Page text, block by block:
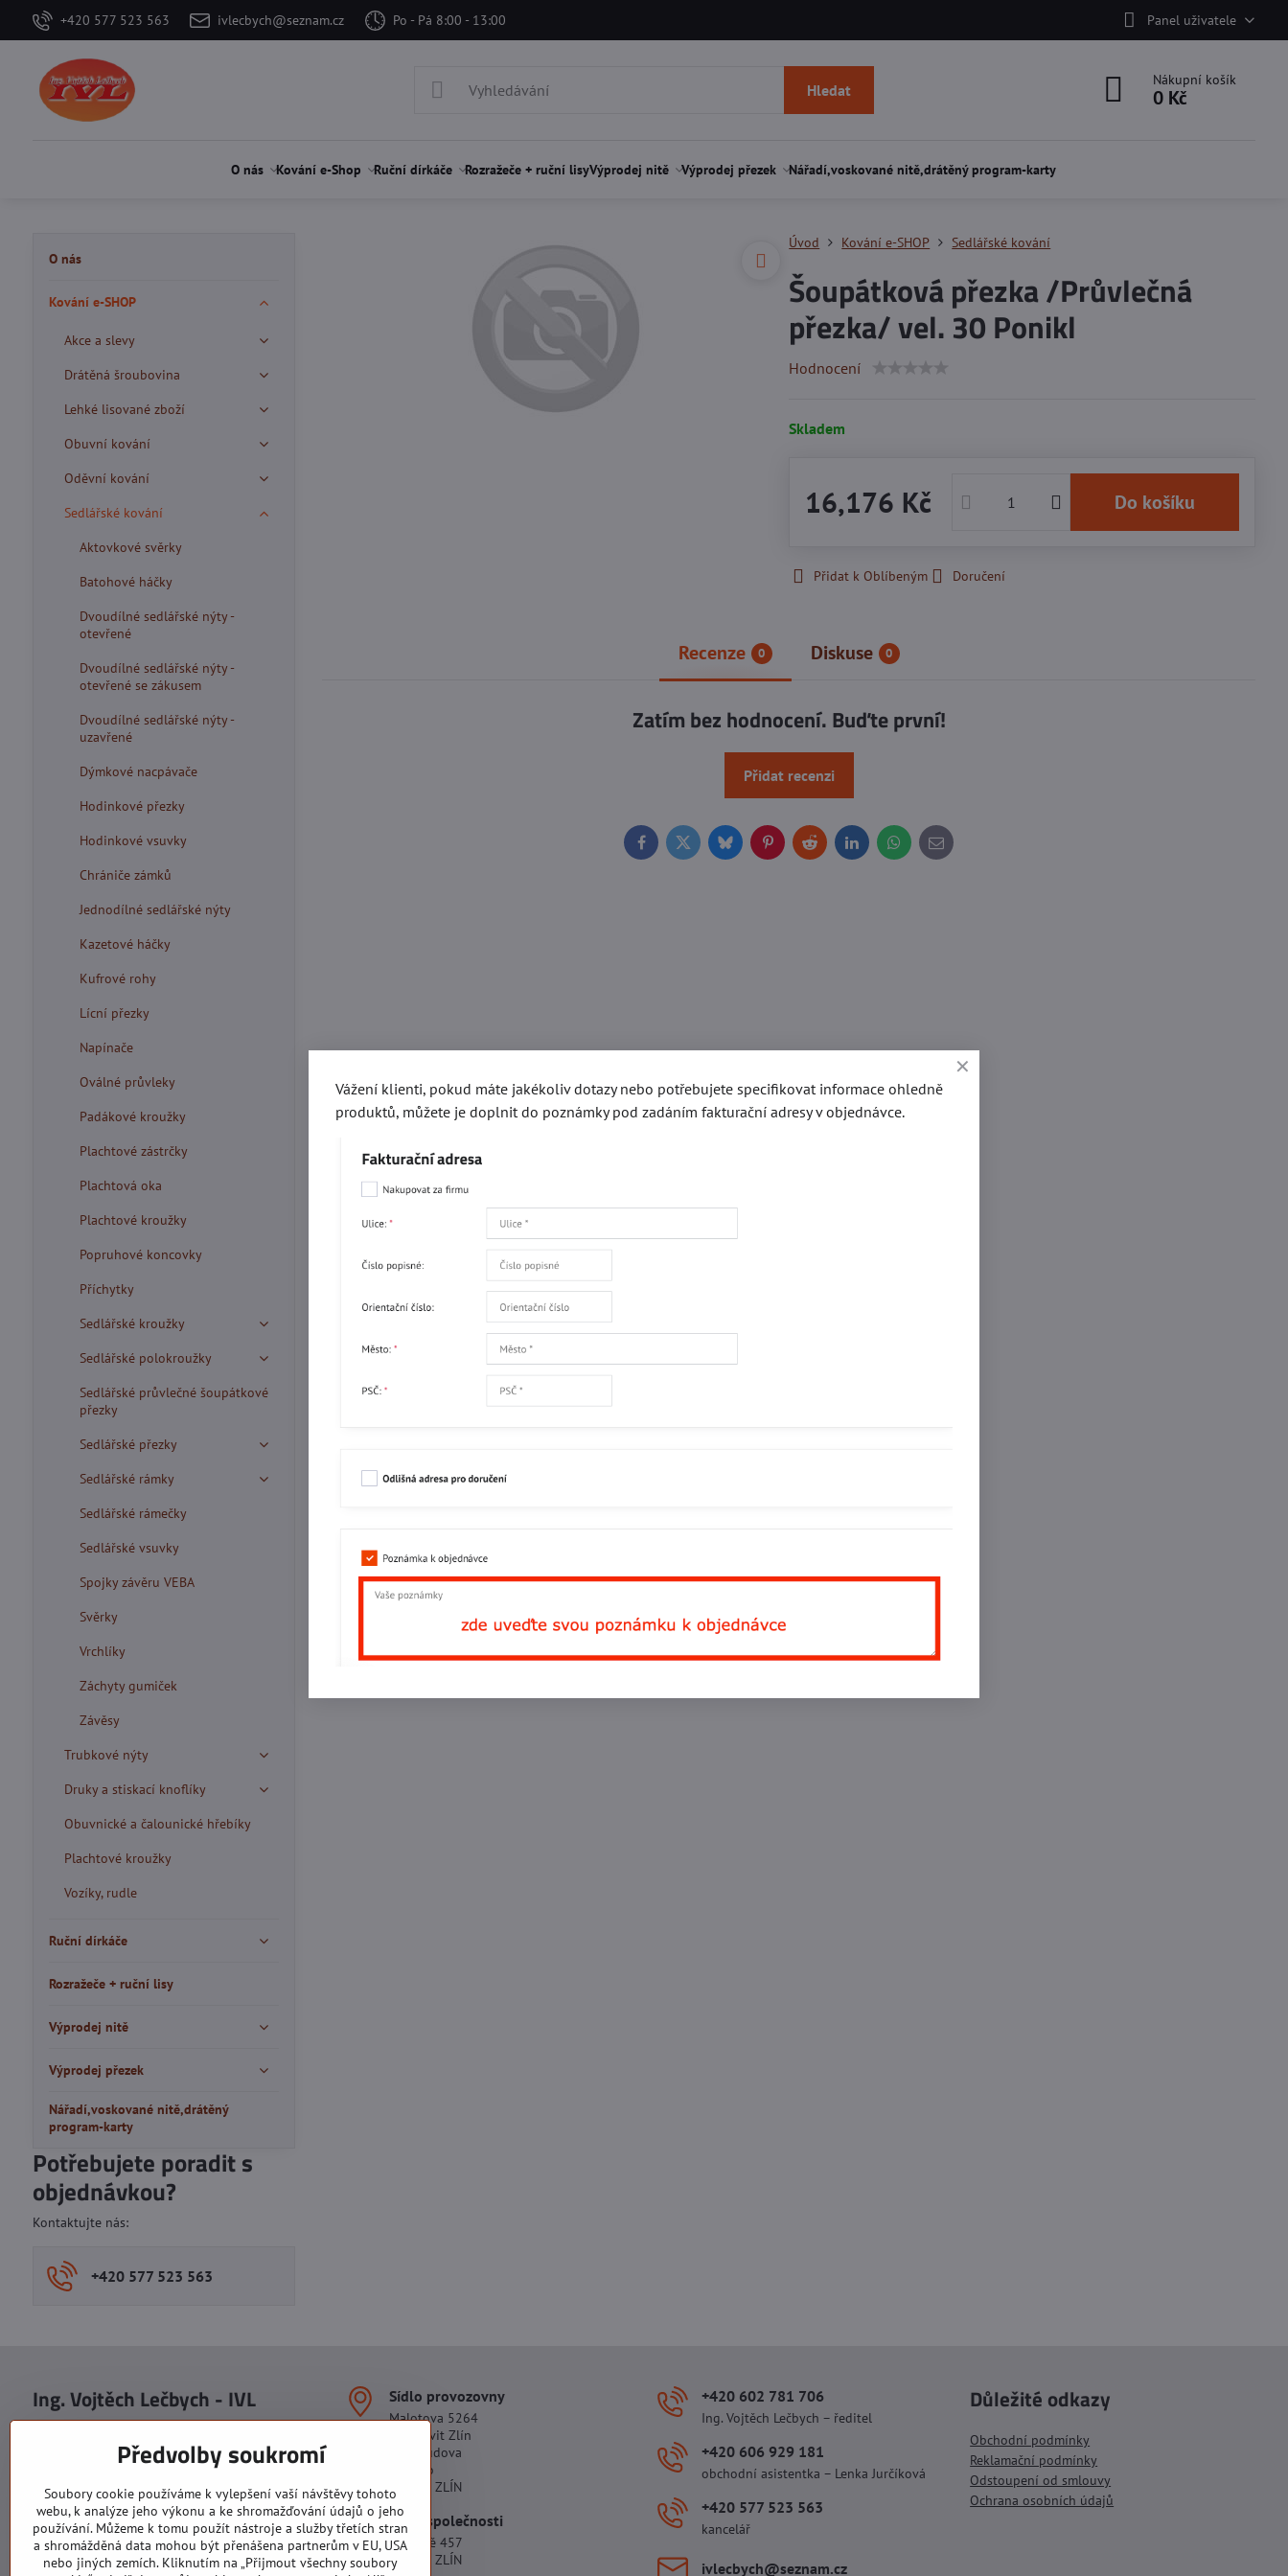
+420 577 523 563 ivlecbych@seznam.cz Po - Pá 8:00 - 13:00 Panel uživatele
Hledat
Nákupní košík
0 Kč
O nás Kování e-Shop Ruční dírkáče Rozražeče + ruční lisyVýprodej nitě Výprodej přezek Nářadí,voskované nitě,drátěný program-karty
Úvod Kování e-SHOP Sedlářské kování
Šoupátková přezka /Průvlečná
přezka/ vel. 30 Ponikl
Hodnocení
Skladem
16,176 Kč Do košíku
Přidat k Oblíbeným Doručení
Recenze 0 Diskuse 0
Zatím bez hodnocení. Buďte první!
Přidat recenzi
FacebookTwitterBlueskyPinterestRedditLinkedInWhatsApp
E-
mail
O nás
Kování e-SHOP
Akce a slevy
Drátěná šroubovina
Lehké lisované zboží
Obuvní kování
Oděvní kování
Sedlářské kování
Aktovkové svěrky
Batohové háčky
Dvoudílné sedlářské nýty -
otevřené
Dvoudílné sedlářské nýty -
otevřené se zákusem
Dvoudílné sedlářské nýty -
uzavřené
Dýmkové nacpávače
Hodinkové přezky
Hodinkové vsuvky
Chrániče zámků
Jednodílné sedlářské nýty
Kazetové háčky
Kufrové rohy
Lícní přezky
Napínače
Oválné průvleky
Padákové kroužky
Plachtové zástrčky
Plachtová oka
Plachtové kroužky
Popruhové koncovky
Příchytky
Sedlářské kroužky
Sedlářské polokroužky
Sedlářské průvlečné šoupátkové
přezky
Sedlářské přezky
Sedlářské rámky
Sedlářské rámečky
Sedlářské vsuvky
Spojky závěru VEBA
Svěrky
Vrchlíky
Záchyty gumiček
Závěsy
Trubkové nýty
Druky a stiskací knoflíky
Obuvnické a čalounické hřebíky
Plachtové kroužky
Vozíky, rudle
Ruční dírkáče
Rozražeče + ruční lisy
Výprodej nitě
Výprodej přezek
Nářadí,voskované nitě,drátěný
program-karty
Potřebujete poradit s
objednávkou?
Kontaktujte nás:
+420 577 523 563
Ing. Vojtěch Lečbych - IVL
DIČ: CZ5602130809
IČO: 29007356
DIČ: CZ29007356
Sídlo provozovny
Malotova 5264
Areál Svit Zlín
113. budova
1. patro
760 01 ZLÍN
Sídlo společnosti
U Hřiště 457
760 01 ZLÍN
+420 602 781 706
Ing. Vojtěch Lečbych – ředitel
+420 606 929 181
obchodní asistentka – Lenka Jurčíková
+420 577 523 563
kancelář
ivlecbych​@seznam​.cz
Důležité odkazy
Obchodní podmínky
Reklamační podmínky
Odstoupení od smlouvy
Ochrana osobních údajů
Předvolby soukromí
Soubory cookie používáme k vylepšení vaší návštěvy tohoto
webu, k analýze jeho výkonu a ke shromažďování údajů o jeho
používání. Můžeme k tomu použít nástroje a služby třetích stran
a shromážděná data mohou být přenášena partnerům v EU, USA
nebo jiných zemích. Kliknutím na „Přijmout všechny soubory
Vážení klienti, pokud máte jakékoliv dotazy nebo potřebujete specifikovat informace ohledně
produktů, můžete je doplnit do poznámky pod zadáním fakturační adresy v objednávce.